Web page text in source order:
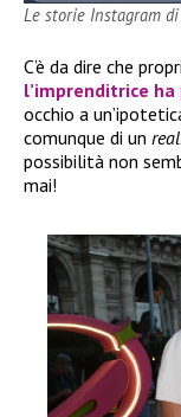
Le storie Instagram
C’è da dire che
l’imprenditrice
occhio a
comunque di un
possibilità non
mai!